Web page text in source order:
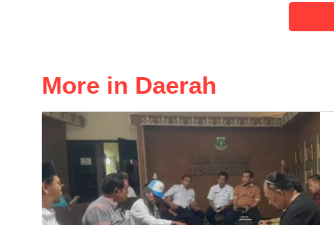
More in Daerah